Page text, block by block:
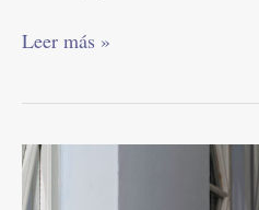
Leer más »
«Entiendo
y